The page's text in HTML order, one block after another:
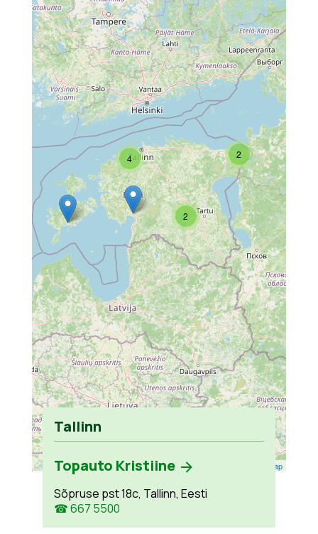
2
2
4
Leaflet OpenStreetMap
Tallinn
Topauto Kristiine
Sõpruse pst 18c, Tallinn, Eesti
☎ 667 5500